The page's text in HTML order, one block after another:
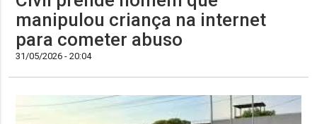
manipulou criança na internet
para cometer abuso
31/05/2026 - 20:04